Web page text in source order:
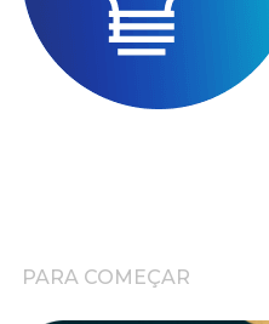
PARA COMEÇAR